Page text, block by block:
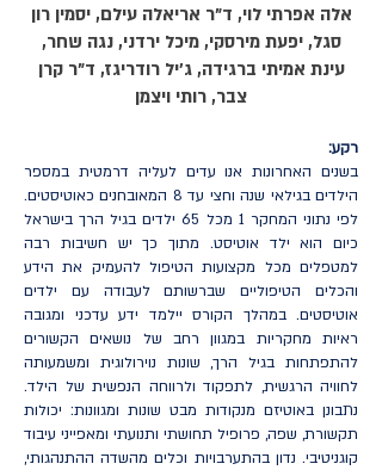
אלה אפרתי לוי, ד"ר אריאלה עילם, יסמין רון
סגל, יפעת מירסקי, מיכל ירדני, נגה שחר,
עינת אמיתי ברגידה, ג'יל רודריגז, ד"ר קרן
צבר, רותי ויצמן
רקע:
בשנים האחרונות אנו עדים לעליה דרמטית במספר
הילדים בגילאי שנה וחצי עד 8 המאובחנים כאוטיסטים.
לפי נתוני המחקר 1 מכל 65 ילדים בגיל הרך בישראל
כיום הוא ילד אוטיסט. מתוך כך יש חשיבות רבה
למטפלים מכל מקצועות הטיפול להעמיק את הידע
והכלים הטיפוליים שברשותם לעבודה עם ילדים
אוטיסטים. במהלך הקורס יילמד ידע עדכני ומגובה
ראיות מחקריות במגוון רחב של נושאים הקשורים
להתפתחות בגיל הרך, שונות נוירולוגית ומשמעותה
לחוויה הרגשית, לתפקוד ולרווחה הנפשית של הילד.
נתבונן באוטיזם מנקודות מבט שונות ומגוונות: יכולות
תקשורת, שפה, פרופיל תחושתי ותנועתי ומאפייני עיבוד
קוגניטיבי. נדון בהתערבויות וכלים מהשדה ההתנהגותי,